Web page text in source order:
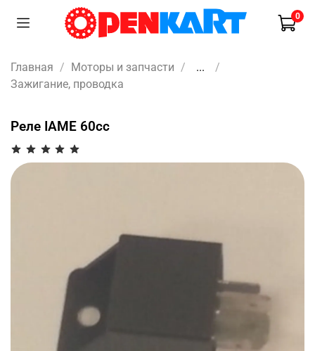
0
Главная Моторы и запчасти
...
Зажигание, проводка
Реле IAME 60cc